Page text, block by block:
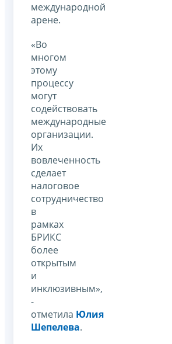
международной
арене.
«Во
многом
этому
процессу
могут
содействовать
международные
организации.
Их
вовлеченность
сделает
налоговое
сотрудничество
в
рамках
БРИКС
более
открытым
и
инклюзивным»,
-
отметила Юлия
Шепелева.